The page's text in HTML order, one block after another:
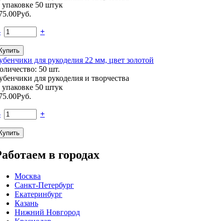
50 штук
Руб.
+
для рукоделия 22 мм, цвет золотой
50 шт.
для рукоделия и творчества
50 штук
Руб.
+
в городах
Москва
Санкт-Петербург
Екатеринбург
Казань
Нижний Новгород